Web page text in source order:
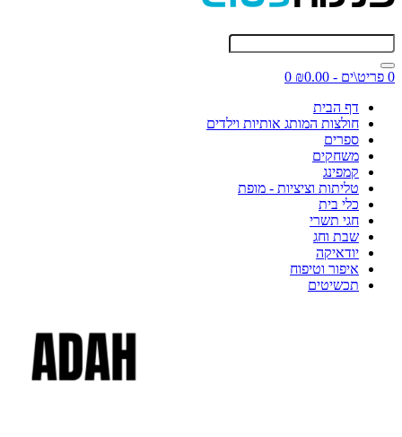
0 פריט\ים - ₪0.00
0
דף הבית
חולצות המותג אותיות וילדים
ספרים
משחקים
קמפינג
טליתות וציציות - מופת
כלי בית
חגי תשרי
שבת וחג
יודאיקה
איפור וטיפוח
תכשיטים